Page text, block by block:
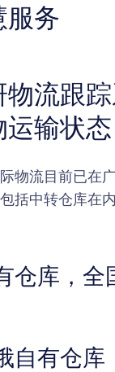
服务
物流跟
运输状态
物流目前已在
括中转仓库在
仓库，全
自有仓库